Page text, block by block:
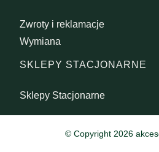
Zwroty i reklamacje
Wymiana
SKLEPY STACJONARNE
Sklepy Stacjonarne
© Copyright 2026